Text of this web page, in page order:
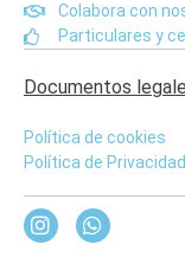
Colabora con
Particulares y
Documentos
Política de cookies
Política de Privacidad